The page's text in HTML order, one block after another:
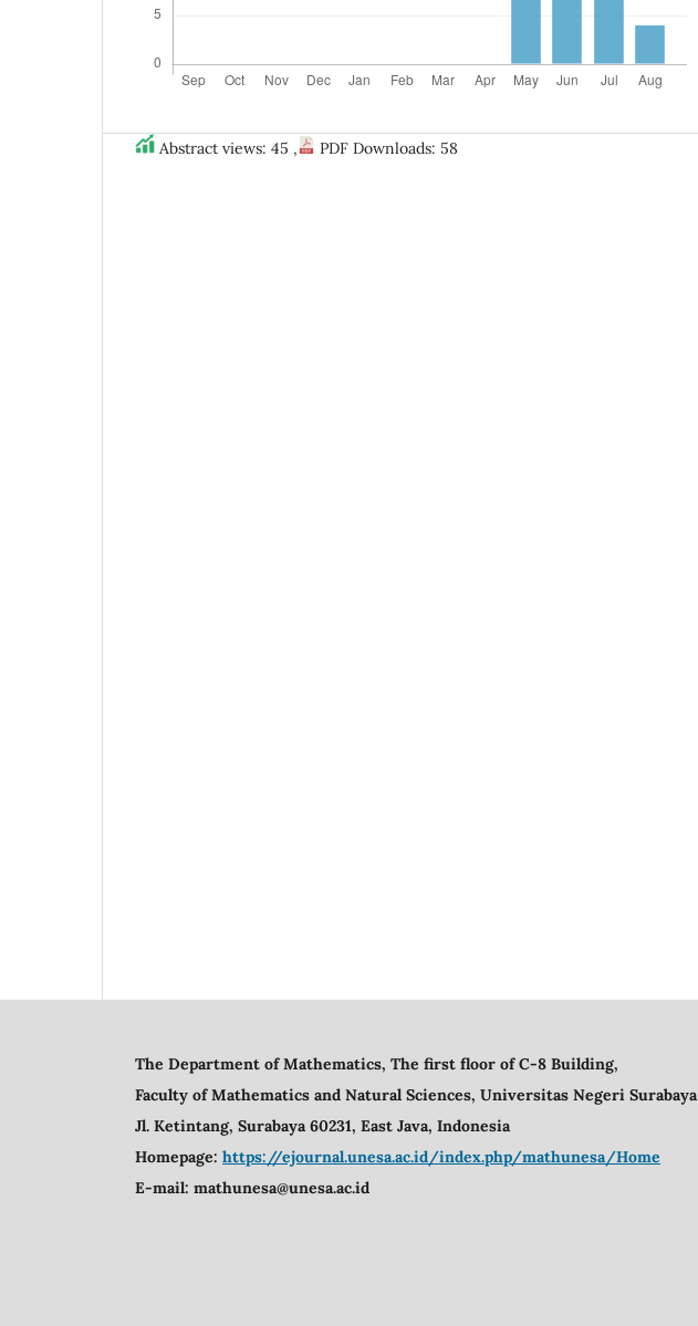
Abstract views: 45 , PDF Downloads: 58
The Department of Mathematics, The first floor of C-8 Building,
Faculty of Mathematics and Natural Sciences, Universitas Negeri Surabaya
Jl. Ketintang, Surabaya 60231, East Java, Indonesia
Homepage: https://ejournal.unesa.ac.id/index.php/mathunesa/Home
E-mail: mathunesa@unesa.ac.id